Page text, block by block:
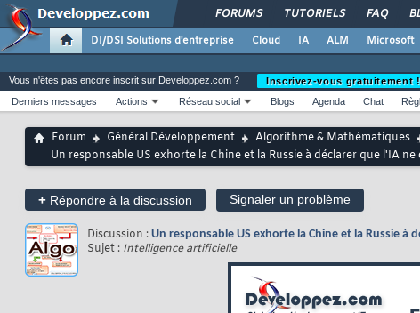
FORUMS TUTORIELS FAQ
DI/DSI Solutions d'entreprise Cloud IA ALM Microsoft
Vous n'êtes pas encore inscrit sur Developpez.com ?
Inscrivez-vous gratuitement !
Derniers messages
Actions Réseau social Blogs Agenda Chat
Forum Général Développement Algorithme & Mathématiques
Un responsable US exhorte la Chine et la Russie à déclarer que l'IA
+ Répondre à la discussion Signaler un problème
Discussion : Un responsable US exhorte la Chine et la Russie à
Sujet : Intelligence artificielle